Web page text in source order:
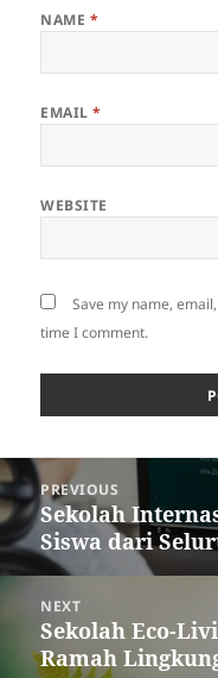
NAME *
EMAIL*
WEBSITE
Save my name,
time I comment.
Post
navigation
PREVIOUS
Previous
post:
Sekolah
Siswa dari
NEXT
Next
post:
Sekolah Eco-
Ramah